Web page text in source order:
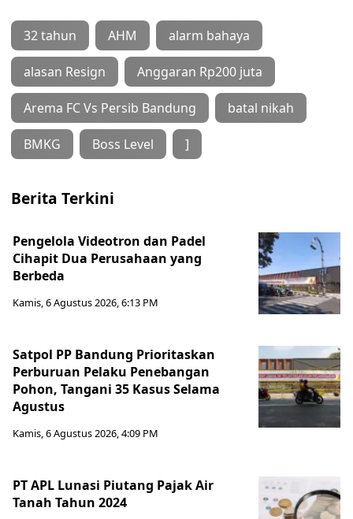
32 tahun AHM alarm bahaya
alasan Resign Anggaran Rp200 juta
Arema FC Vs Persib Bandung batal nikah
BMKG Boss Level ]
Berita Terkini
Pengelola Videotron dan Padel
Cihapit Dua Perusahaan yang
Berbeda
Kamis, 6 Agustus 2026, 6:13 PM
Satpol PP Bandung Prioritaskan
Perburuan Pelaku Penebangan
Pohon, Tangani 35 Kasus Selama
Agustus
Kamis, 6 Agustus 2026, 4:09 PM
PT APL Lunasi Piutang Pajak Air
Tanah Tahun 2024